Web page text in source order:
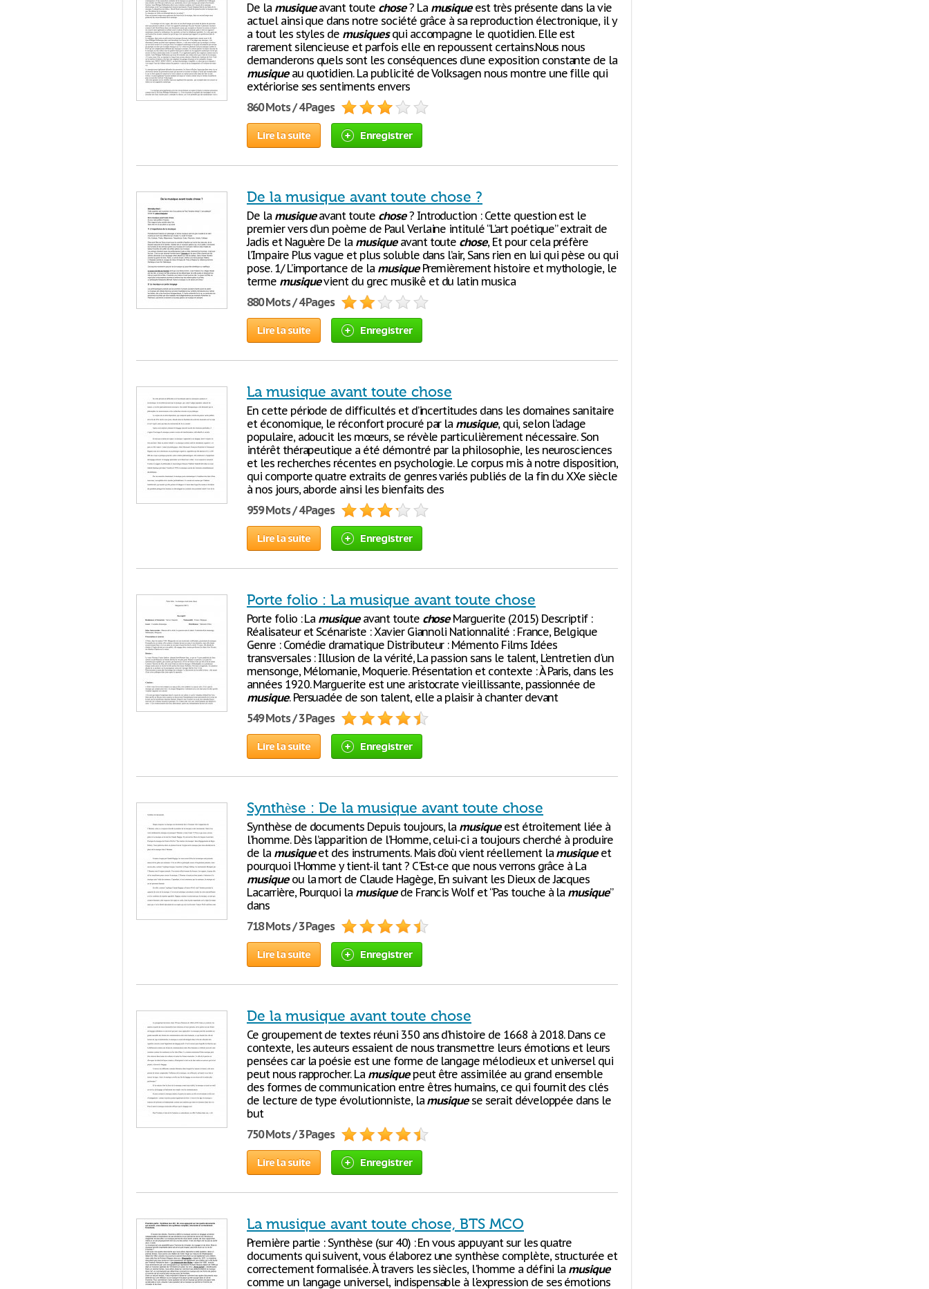
De la musiqueavant toute chose? La musiqueest très présente dans la vie
actuel ainsi que dans notre société grâce à sa reproduction électronique, il y
a tout les styles de musiquesqui accompagne le quotidien. Elle est
rarement silencieuse et parfois elle en repoussent certains.Nous nous
demanderons quels sont les conséquences d’une exposition constante de la
musiqueau quotidien. La publicité de Volksagen nous montre une fille qui
extériorise ses sentiments envers
860 Mots / 4 Pages
Lire la suite Enregistrer
De la musique avant toute chose ?
De la musiqueavant toute chose? Introduction : Cette question est le
premier vers d’un poème de Paul Verlaine intitulé “L’art poétique” extrait de
Jadis et Naguère De la musiqueavant toute chose, Et pour cela préfère
l’Impaire Plus vague et plus soluble dans l’air, Sans rien en lui qui pèse ou qui
pose. 1/ L’importance de la musiquePremièrement histoire et mythologie, le
terme musiquevient du grec musikê et du latin musica
880 Mots / 4 Pages
Lire la suite Enregistrer
La musique avant toute chose
En cette période de difficultés et d’incertitudes dans les domaines sanitaire
et économique, le réconfort procuré par la musique, qui, selon l’adage
populaire, adoucit les mœurs, se révèle particulièrement nécessaire. Son
intérêt thérapeutique a été démontré par la philosophie, les neurosciences
et les recherches récentes en psychologie. Le corpus mis à notre disposition,
qui comporte quatre extraits de genres variés publiés de la fin du XXe siècle
à nos jours, aborde ainsi les bienfaits des
959 Mots / 4 Pages
Lire la suite Enregistrer
Porte folio : La musique avant toute chose
Porte folio : La musiqueavant toute choseMarguerite (2015) Descriptif :
Réalisateur et Scénariste : Xavier Giannoli Nationnalité : France, Belgique
Genre : Comédie dramatique Distributeur : Mémento Films Idées
transversales : Illusion de la vérité, La passion sans le talent, L'entretien d'un
mensonge, Mélomanie, Moquerie. Présentation et contexte : À Paris, dans les
années 1920. Marguerite est une aristocrate vieillissante, passionnée de
musique. Persuadée de son talent, elle a plaisir à chanter devant
549 Mots / 3 Pages
Lire la suite Enregistrer
Synthèse : De la musique avant toute chose
Synthèse de documents Depuis toujours, la musiqueest étroitement liée à
l’homme. Dès l’apparition de l’Homme, celui-ci a toujours cherché à produire
de la musiqueet des instruments. Mais d’où vient réellement la musiqueet
pourquoi l’Homme y tient-il tant ? C'Est-ce que nous verrons grâce à La
musiqueou la mort de Claude Hagège, En suivant les Dieux de Jacques
Lacarrière, Pourquoi la musiquede Francis Wolf et “Pas touche à la musique”
dans
718 Mots / 3 Pages
Lire la suite Enregistrer
De la musique avant toute chose
Ce groupement de textes réuni 350 ans d’histoire de 1668 à 2018. Dans ce
contexte, les auteurs essaient de nous transmettre leurs émotions et leurs
pensées car la poésie est une forme de langage mélodieux et universel qui
peut nous rapprocher. La musiquepeut être assimilée au grand ensemble
des formes de communication entre êtres humains, ce qui fournit des clés
de lecture de type évolutionniste, la musiquese serait développée dans le
but
750 Mots / 3 Pages
Lire la suite Enregistrer
La musique avant toute chose, BTS MCO
Première partie : Synthèse (sur 40) : En vous appuyant sur les quatre
documents qui suivent, vous élaborez une synthèse complète, structurée et
correctement formalisée. À travers les siècles, l'homme a défini la musique
comme un langage universel, indispensable à l'expression de ses émotions